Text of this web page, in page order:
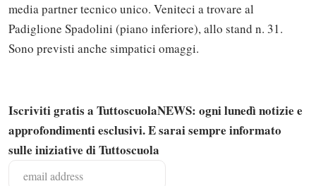
media partner tecnico unico. Veniteci a trovare al
Padiglione Spadolini (piano inferiore), allo stand n. 31.
Sono previsti anche simpatici omaggi.
Iscriviti gratis a TuttoscuolaNEWS: ogni lunedì notizie e
approfondimenti esclusivi. E sarai sempre informato
sulle iniziative di Tuttoscuola